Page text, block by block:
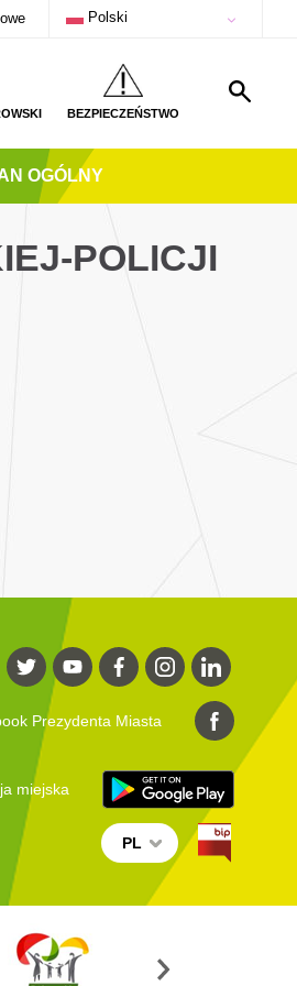
Polski
BEZPIECZEŃSTWO
OGÓLNY
POLICJI
Prezydenta Miasta
miejska
PL